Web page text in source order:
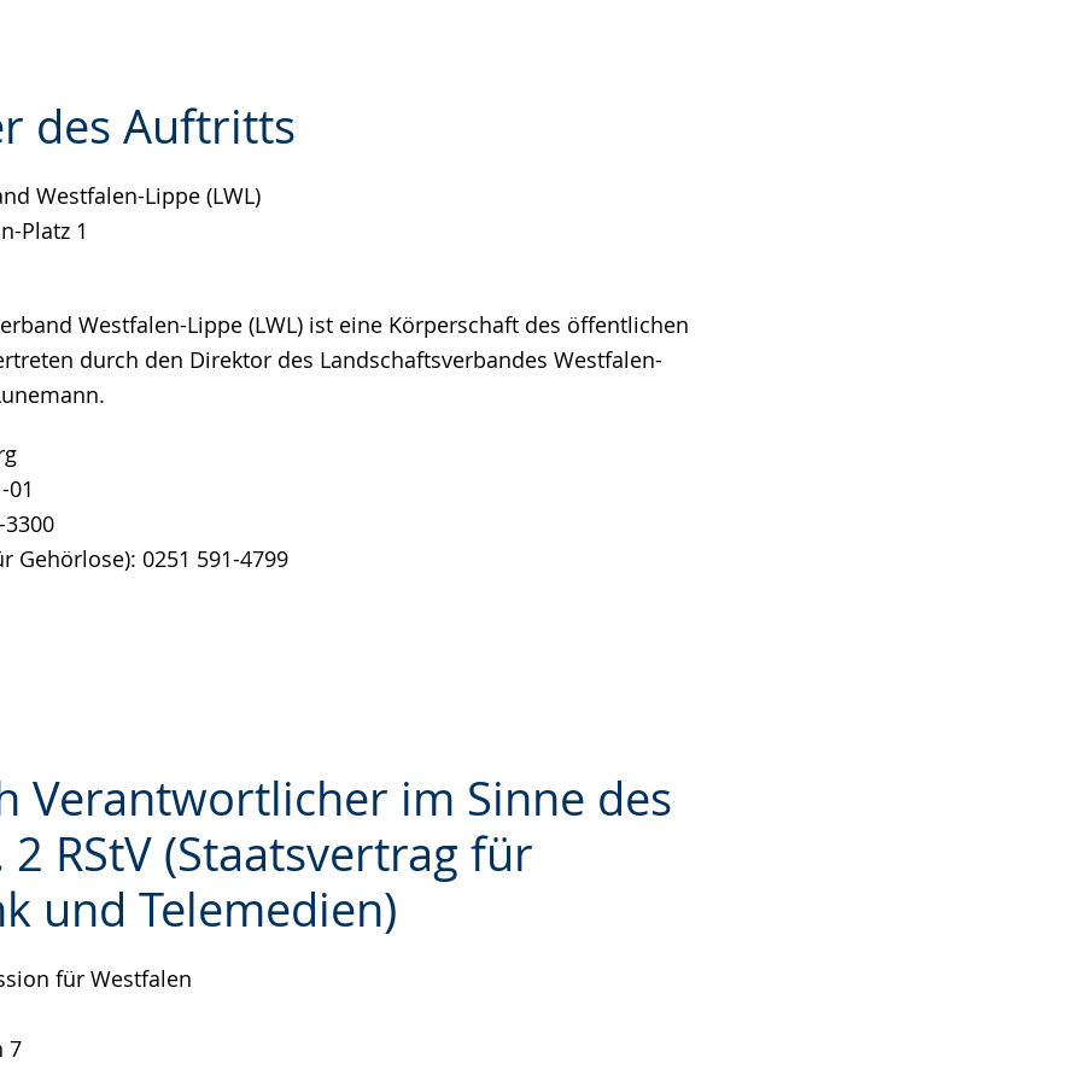
des Auftritts
Westfalen-Lippe (LWL)
Platz 1
Westfalen-Lippe (LWL) ist eine Körperschaft des öffentlichen
durch den Direktor des Landschaftsverbandes Westfalen-
01
3300
Gehörlose): 0251 591-4799
Verantwortlicher im Sinne des
2 RStV (Staatsvertrag für
und Telemedien)
für Westfalen
7